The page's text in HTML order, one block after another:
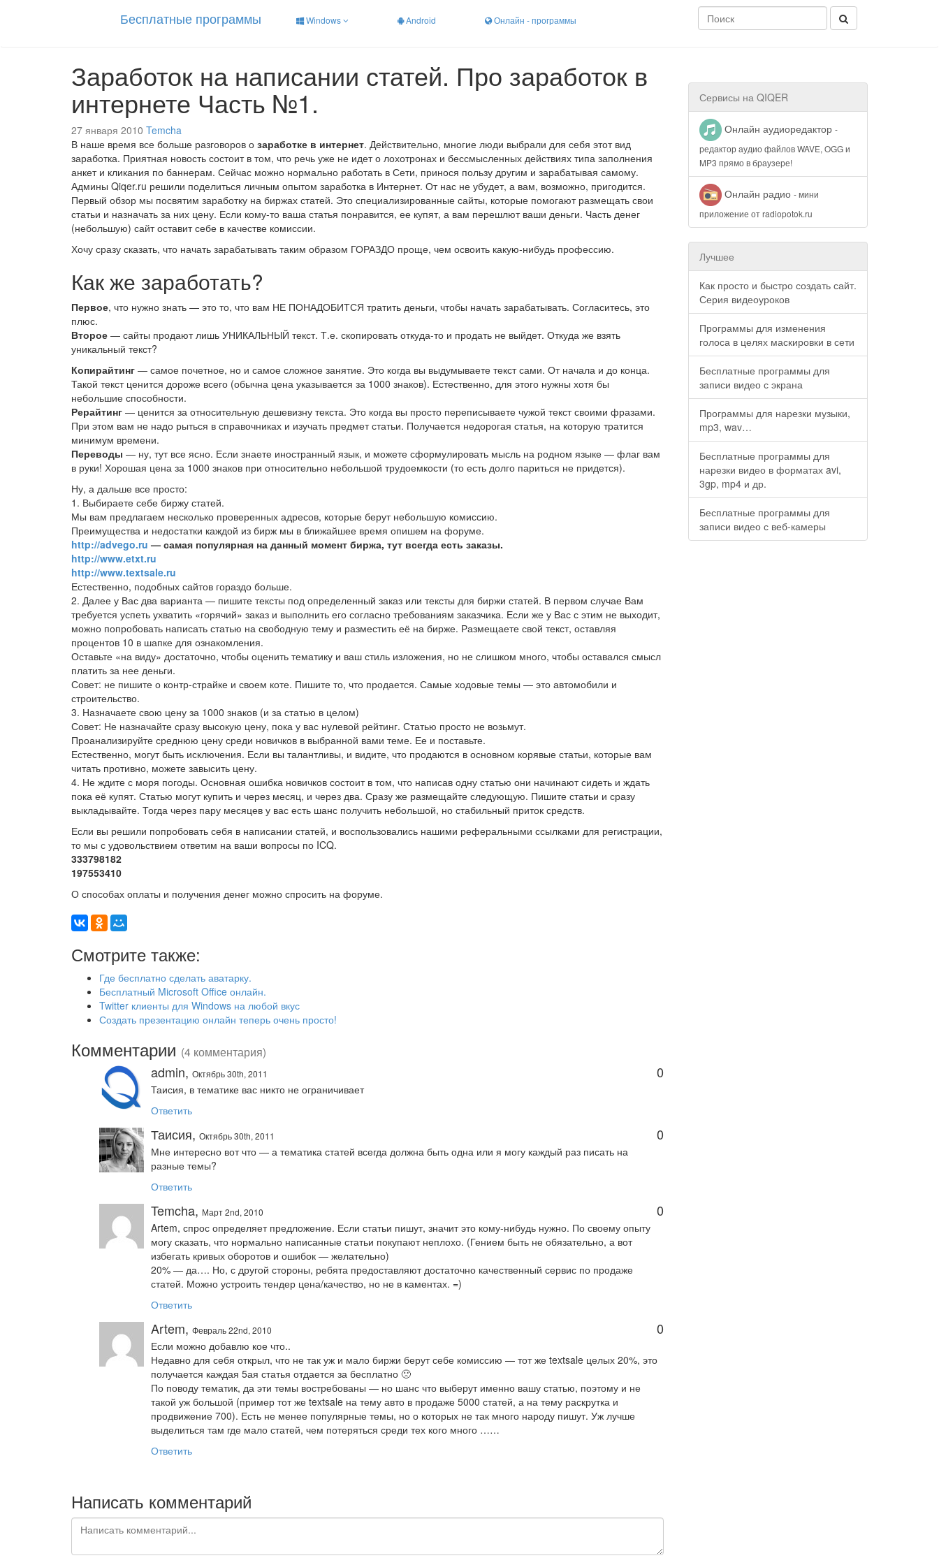
Бесплатные программы Windows Android Онлайн - программы
Заработок на написании статей. Про заработок в
интернете Часть №1.
27 января 2010 Temcha
В наше время все больше разговоров о заработке в интернет. Действительно, многие люди выбрали для себя этот вид
заработка. Приятная новость состоит в том, что речь уже не идет о лохотронах и бессмысленных действиях типа заполнения
анкет и кликания по баннерам. Сейчас можно нормально работать в Сети, принося пользу другим и зарабатывая самому.
Админы Qiqer.ru решили поделиться личным опытом заработка в Интернет. От нас не убудет, а вам, возможно, пригодится.
Первый обзор мы посвятим заработку на биржах статей. Это специализированные сайты, которые помогают размещать свои
статьи и назначать за них цену. Если кому-то ваша статья понравится, ее купят, а вам перешлют ваши деньги. Часть денег
(небольшую) сайт оставит себе в качестве комиссии.
Хочу сразу сказать, что начать зарабатывать таким образом ГОРАЗДО проще, чем освоить какую-нибудь профессию.
Как же заработать?
Первое, что нужно знать — это то, что вам НЕ ПОНАДОБИТСЯ тратить деньги, чтобы начать зарабатывать. Согласитесь, это
плюс.
Второе — сайты продают лишь УНИКАЛЬНЫЙ текст. Т.е. скопировать откуда-то и продать не выйдет. Откуда же взять
уникальный текст?
Копирайтинг — самое почетное, но и самое сложное занятие. Это когда вы выдумываете текст сами. От начала и до конца.
Такой текст ценится дороже всего (обычна цена указывается за 1000 знаков). Естественно, для этого нужны хотя бы
небольшие способности.
Рерайтинг — ценится за относительную дешевизну текста. Это когда вы просто переписываете чужой текст своими фразами.
При этом вам не надо рыться в справочниках и изучать предмет статьи. Получается недорогая статья, на которую тратится
минимум времени.
Переводы — ну, тут все ясно. Если знаете иностранный язык, и можете сформулировать мысль на родном языке — флаг вам
в руки! Хорошая цена за 1000 знаков при относительно небольшой трудоемкости (то есть долго париться не придется).
Ну, а дальше все просто:
1. Выбираете себе биржу статей.
Мы вам предлагаем несколько проверенных адресов, которые берут небольшую комиссию.
Преимущества и недостатки каждой из бирж мы в ближайшее время опишем на форуме.
http://advego.ru — самая популярная на данный момент биржа, тут всегда есть заказы.
http://www.etxt.ru
http://www.textsale.ru
Естественно, подобных сайтов гораздо больше.
2. Далее у Вас два варианта — пишите тексты под определенный заказ или тексты для биржи статей. В первом случае Вам
требуется успеть ухватить «горячий» заказ и выполнить его согласно требованиям заказчика. Если же у Вас с этим не выходит,
можно попробовать написать статью на свободную тему и разместить её на бирже. Размещаете свой текст, оставляя
процентов 10 в шапке для ознакомления.
Оставьте «на виду» достаточно, чтобы оценить тематику и ваш стиль изложения, но не слишком много, чтобы оставался смысл
платить за нее деньги.
Совет: не пишите о контр-страйке и своем коте. Пишите то, что продается. Самые ходовые темы — это автомобили и
строительство.
3. Назначаете свою цену за 1000 знаков (и за статью в целом)
Совет: Не назначайте сразу высокую цену, пока у вас нулевой рейтинг. Статью просто не возьмут.
Проанализируйте среднюю цену среди новичков в выбранной вами теме. Ее и поставьте.
Естественно, могут быть исключения. Если вы талантливы, и видите, что продаются в основном корявые статьи, которые вам
читать противно, можете завысить цену.
4. Не ждите с моря погоды. Основная ошибка новичков состоит в том, что написав одну статью они начинают сидеть и ждать
пока её купят. Статью могут купить и через месяц, и через два. Сразу же размещайте следующую. Пишите статьи и сразу
выкладывайте. Тогда через пару месяцев у вас есть шанс получить небольшой, но стабильный приток средств.
Если вы решили попробовать себя в написании статей, и воспользовались нашими реферальными ссылками для регистрации,
то мы с удовольствием ответим на ваши вопросы по ICQ.
333798182
197553410
О способах оплаты и получения денег можно спросить на форуме.
Смотрите также:
Где бесплатно сделать аватарку.
Бесплатный Microsoft Office онлайн.
Twitter клиенты для Windows на любой вкус
Создать презентацию онлайн теперь очень просто!
Комментарии (4 комментария)
admin, Октябрь 30th, 2011 0
Таисия, в тематике вас никто не ограничивает
Ответить
Таисия, Октябрь 30th, 2011 0
Мне интересно вот что — а тематика статей всегда должна быть одна или я могу каждый раз писать на
разные темы?
Ответить
Temcha, Март 2nd, 2010 0
Artem, спрос определяет предложение. Если статьи пишут, значит это кому-нибудь нужно. По своему опыту
могу сказать, что нормально написанные статьи покупают неплохо. (Гением быть не обязательно, а вот
избегать кривых оборотов и ошибок — желательно)
20% — да…. Но, с другой стороны, ребята предоставляют достаточно качественный сервис по продаже
статей. Можно устроить тендер цена/качество, но не в каментах. =)
Ответить
Artem, Февраль 22nd, 2010 0
Если можно добавлю кое что..
Недавно для себя открыл, что не так уж и мало биржи берут себе комиссию — тот же textsale целых 20%, это
получается каждая 5ая статья отдается за бесплатно 🙁
По поводу тематик, да эти темы востребованы — но шанс что выберут именно вашу статью, поэтому и не
такой уж большой (пример тот же textsale на тему авто в продаже 5000 статей, а на тему раскрутка и
продвижение 700). Есть не менее популярные темы, но о которых не так много народу пишут. Уж лучше
выделиться там где мало статей, чем потеряться среди тех кого много ……
Ответить
Написать комментарий
Сервисы на QIQER
Онлайн аудиоредактор -
редактор аудио файлов WAVE, OGG и
MP3 прямо в браузере!
Онлайн радио - мини
приложение от radiopotok.ru
Лучшее
Как просто и быстро создать сайт.
Серия видеоуроков
Программы для изменения
голоса в целях маскировки в сети
Бесплатные программы для
записи видео с экрана
Программы для нарезки музыки,
mp3, wav…
Бесплатные программы для
нарезки видео в форматах avi,
3gp, mp4 и др.
Бесплатные программы для
записи видео с веб-камеры